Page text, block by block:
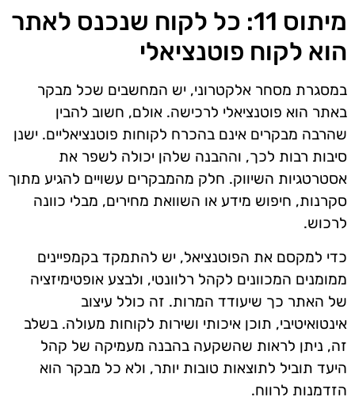
מיתוס 11: כל לקוח שנכנס לאתר
הוא לקוח פוטנציאלי
במסגרת מסחר אלקטרוני, יש המחשבים שכל מבקר
באתר הוא פוטנציאלי לרכישה. אולם, חשוב להבין
שהרבה מבקרים אינם בהכרח לקוחות פוטנציאליים. ישנן
סיבות רבות לכך, וההבנה שלהן יכולה לשפר את
אסטרטגיות השיווק. חלק מהמבקרים עשויים להגיע מתוך
סקרנות, חיפוש מידע או השוואת מחירים, מבלי כוונה
לרכוש.
כדי למקסם את הפוטנציאל, יש להתמקד בקמפיינים
ממומנים המכוונים לקהל רלוונטי, ולבצע אופטימיזציה
של האתר כך שיעודד המרות. זה כולל עיצוב
אינטואיטיבי, תוכן איכותי ושירות לקוחות מעולה. בשלב
זה, ניתן לראות שהשקעה בהבנה מעמיקה של קהל
היעד תוביל לתוצאות טובות יותר, ולא כל מבקר הוא
הזדמנות לרווח.